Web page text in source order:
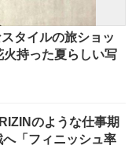
タイルの旅ショッ
火持った夏らしい写
のような仕事期
「フィニッシュ率